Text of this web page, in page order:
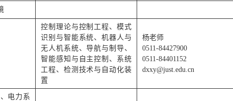
控制理论与控制工程、模式
识别与智能系统、机器人与
无人机系统、导航与制导、
智能感知与自主控制、系统
工程、检测技术与自动化装
置
杨老师
0511-84427900
0511-84401152
dxxy@just.edu.cn
电力系